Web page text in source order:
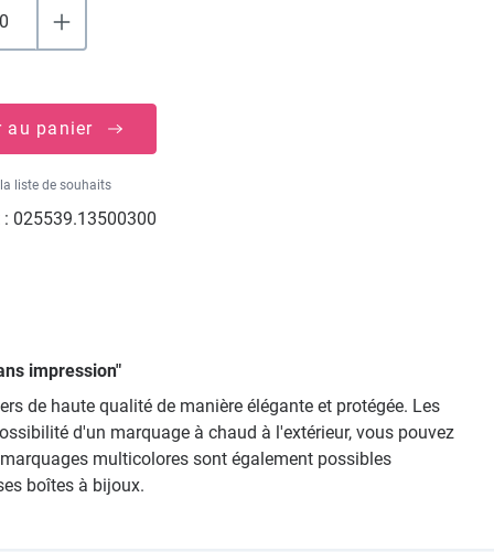
au panier
liste de souhaits
025539.13500300
impression"
de haute qualité de manière élégante et protégée. Les
d'un marquage à chaud à l'extérieur, vous pouvez
multicolores sont également possibles
boîtes à bijoux.